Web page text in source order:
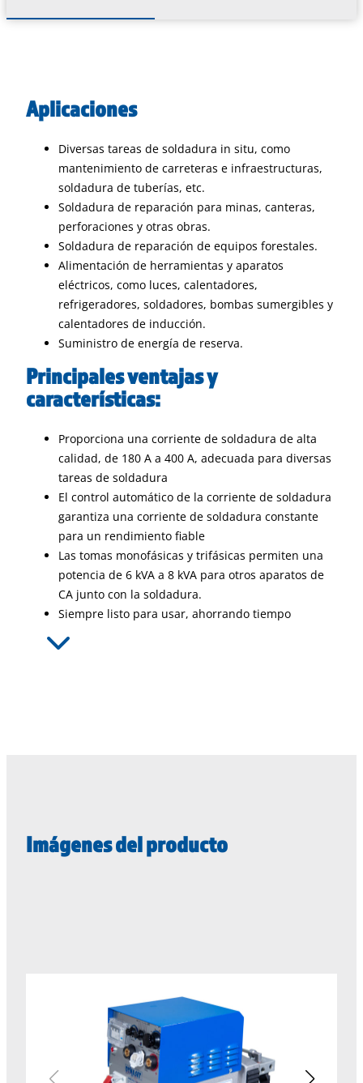
Aplicaciones
Diversas tareas de soldadura in situ, como
mantenimiento de carreteras e infraestructuras,
soldadura de tuberías, etc.
Soldadura de reparación para minas, canteras,
perforaciones y otras obras.
Soldadura de reparación de equipos forestales.
Alimentación de herramientas y aparatos
eléctricos, como luces, calentadores,
refrigeradores, soldadores, bombas sumergibles y
calentadores de inducción.
Suministro de energía de reserva.
Principales ventajas y
características:
Proporciona una corriente de soldadura de alta
calidad, de 180 A a 400 A, adecuada para diversas
tareas de soldadura
El control automático de la corriente de soldadura
garantiza una corriente de soldadura constante
para un rendimiento fiable
Las tomas monofásicas y trifásicas permiten una
potencia de 6 kVA a 8 kVA para otros aparatos de
CA junto con la soldadura.
Siempre listo para usar, ahorrando tiempo
Imágenes del producto